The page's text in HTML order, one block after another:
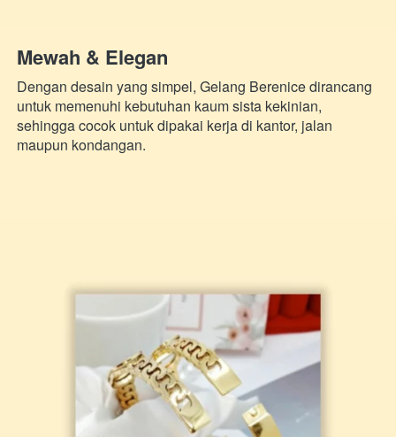
Mewah & Elegan
Dengan desain yang simpel, Gelang Berenice dirancang
untuk memenuhi kebutuhan kaum sista kekinian,
sehingga cocok untuk dipakai kerja di kantor, jalan
maupun kondangan.